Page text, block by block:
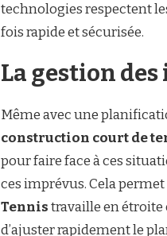
technologies respectent
fois rapide et sécurisée.
La gestion
Même avec une
construction court de
pour faire face à ces
ces imprévus. Cela
Tennistravaille en
d’ajuster rapidement le